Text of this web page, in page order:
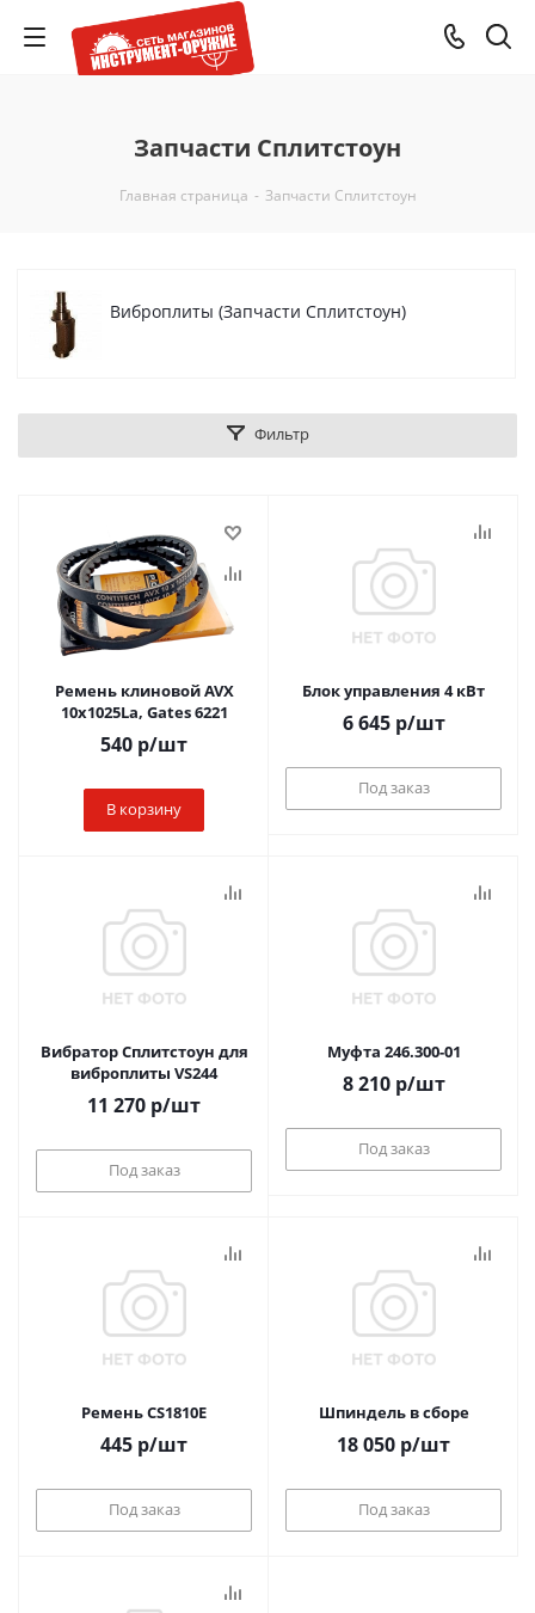
Запчасти Сплитстоун
Главная страница - Запчасти Сплитстоун
Виброплиты (Запчасти Сплитстоун)
Фильтр
Ремень клиновой AVX
10x1025La, Gates 6221
540 р/шт
В корзину
Блок управления 4 кВт
6 645р/шт
Под заказ
Вибратор Сплитстоун для
виброплиты VS244
11 270 р/шт
Под заказ
Муфта 246.300-01
8 210р/шт
Под заказ
Ремень CS1810Е
445 р/шт
Под заказ
Шпиндель в сборе
18 050 р/шт
Под заказ